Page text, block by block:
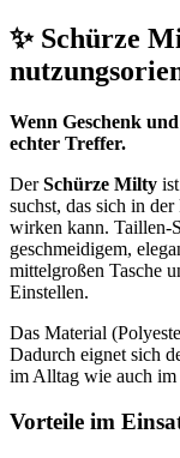
✨ Schürze
Wenn Geschenk
echter Treffer.
DerSchürze Milty
suchst, das sich in
wirken kann. Taillen-
geschmeidigem,
mittelgroßen Tasche
Einstellen.
Das Material
Dadurch eignet sich
im Alltag wie auch
Vorteile im